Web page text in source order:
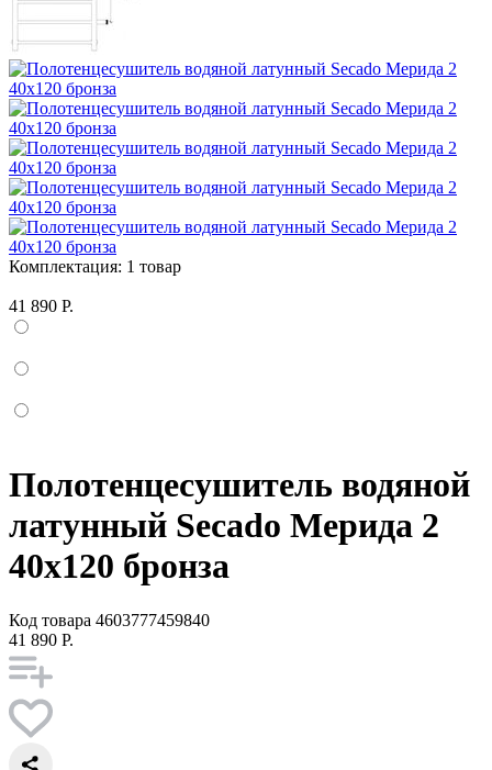
Комплектация: 1 товар
41 890 Р.
Полотенцесушитель водяной
латунный Secado Мерида 2
40x120 бронза
Код товара 4603777459840
41 890 Р.